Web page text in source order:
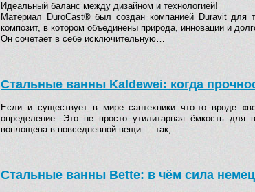
Идеальный баланс между дизайном и технологией!
Материал DuroCast® был создан компанией Duravit для
композит, в котором объединены природа, инновации и
Он сочетает в себе исключительную…
Стальные ванны Kaldewei: когда
Если и существует в мире сантехники что-то вроде
определение. Это не просто утилитарная ёмкость
воплощена в повседневной вещи — так,…
Стальные ванны Bette: в чём сила